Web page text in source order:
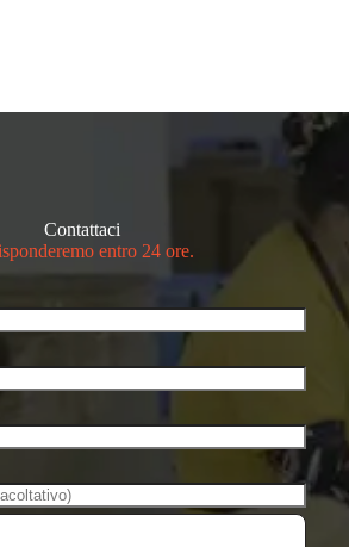
Contattaci
entro 24 ore.